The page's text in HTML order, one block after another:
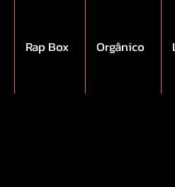
Rap Box Orgânico